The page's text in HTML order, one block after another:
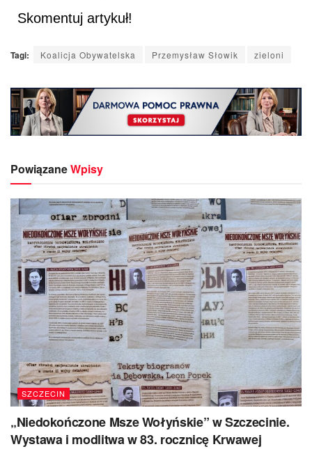
Skomentuj artykuł!
Tagi: Koalicja Obywatelska Przemysław Słowik zieloni
PowiązaneWpisy
SZCZECIN
„Niedokończone Msze Wołyńskie” w Szczecinie.
Wystawa i modlitwa w 83. rocznicę Krwawej